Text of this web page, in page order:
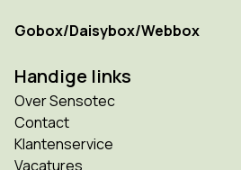
Gobox/Daisybox/Webbox
Handige links
Over Sensotec
Contact
Klantenservice
Vacatures